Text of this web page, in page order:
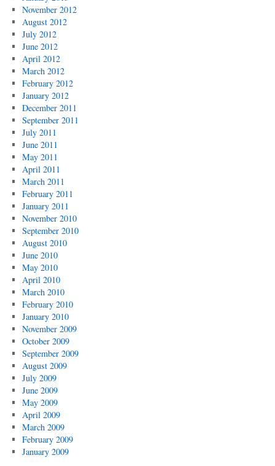
November 2012
August 2012
July 2012
June 2012
April 2012
March 2012
February 2012
January 2012
December 2011
September 2011
July 2011
June 2011
May 2011
April 2011
March 2011
February 2011
January 2011
November 2010
September 2010
August 2010
June 2010
May 2010
April 2010
March 2010
February 2010
January 2010
November 2009
October 2009
September 2009
August 2009
July 2009
June 2009
May 2009
April 2009
March 2009
February 2009
January 2009